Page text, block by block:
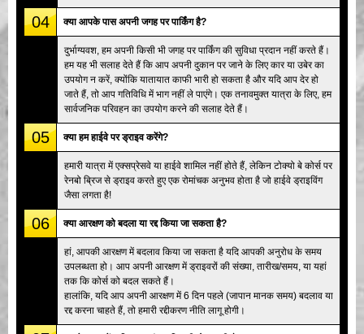
04 क्या आपके पास अपनी जगह पर पार्किंग है?
दुर्भाग्यवश, हम अपनी किसी भी जगह पर पार्किंग की सुविधा प्रदान नहीं करते हैं।
हम यह भी सलाह देते हैं कि आप अपनी दुकान पर जाने के लिए कार या उबेर का
उपयोग न करें, क्योंकि यातायात काफी भारी हो सकता है और यदि आप देर हो
जाते हैं, तो आप गतिविधि में भाग नहीं ले पाएंगे। एक तनावमुक्त यात्रा के लिए, हम
सार्वजनिक परिवहन का उपयोग करने की सलाह देते हैं।
05 क्या हम हाईवे पर ड्राइव करेंगे?
हमारी यात्रा में एक्सप्रेसवे या हाईवे शामिल नहीं होते हैं, लेकिन टोक्यो बे कोर्स पर
रेनबो ब्रिज से ड्राइव करते हुए एक रोमांचक अनुभव होता है जो हाईवे ड्राइविंग
जैसा लगता है!
06 क्या आरक्षण को बदला या रद्द किया जा सकता है?
हां, आपकी आरक्षण में बदलाव किया जा सकता है यदि आपकी अनुरोध के समय
उपलब्धता हो। आप अपनी आरक्षण में ड्राइवरों की संख्या, तारीख/समय, या यहां
तक कि कोर्स को बदल सकते हैं।
हालांकि, यदि आप अपनी आरक्षण में 6 दिन पहले (जापान मानक समय) बदलाव या
रद्द करना चाहते हैं, तो हमारी रद्दीकरण नीति लागू होगी।